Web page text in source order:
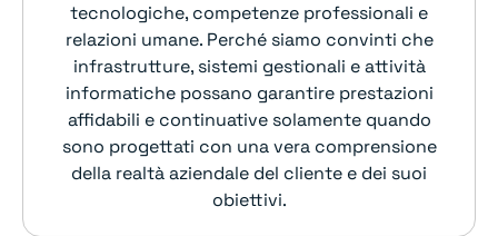
tecnologiche, competenze professionali e
relazioni umane. Perché siamo convinti che
infrastrutture, sistemi gestionali e attività
informatiche possano garantire prestazioni
affidabili e continuative solamente quando
sono progettati con una vera comprensione
della realtà aziendale del cliente e dei suoi
obiettivi.